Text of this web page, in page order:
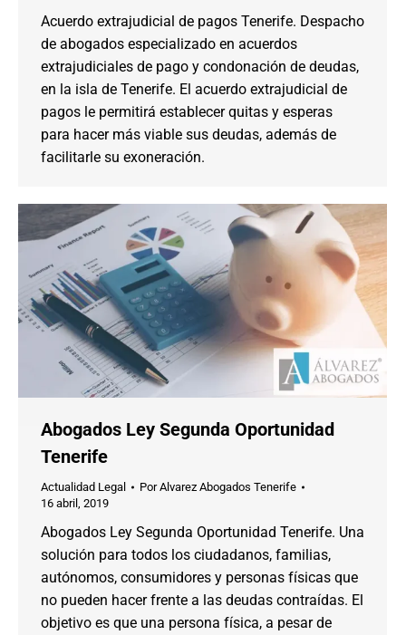
Acuerdo extrajudicial de pagos Tenerife. Despacho
de abogados especializado en acuerdos
extrajudiciales de pago y condonación de deudas,
en la isla de Tenerife. El acuerdo extrajudicial de
pagos le permitirá establecer quitas y esperas
para hacer más viable sus deudas, además de
facilitarle su exoneración.
Abogados Ley Segunda Oportunidad
Tenerife
Actualidad Legal PorAlvarez Abogados Tenerife
16 abril, 2019
Abogados Ley Segunda Oportunidad Tenerife. Una
solución para todos los ciudadanos, familias,
autónomos, consumidores y personas físicas que
no pueden hacer frente a las deudas contraídas. El
objetivo es que una persona física, a pesar de